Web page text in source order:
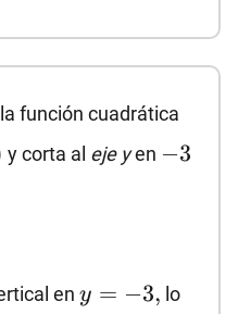
función cuadrática
y corta al eje yen −3
en y=-3,
y = −3, lo